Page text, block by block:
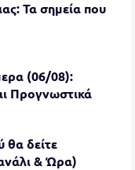
Τα σημεία που
(06/08):
Προγνωστικά
δείτε
& Ώρα)